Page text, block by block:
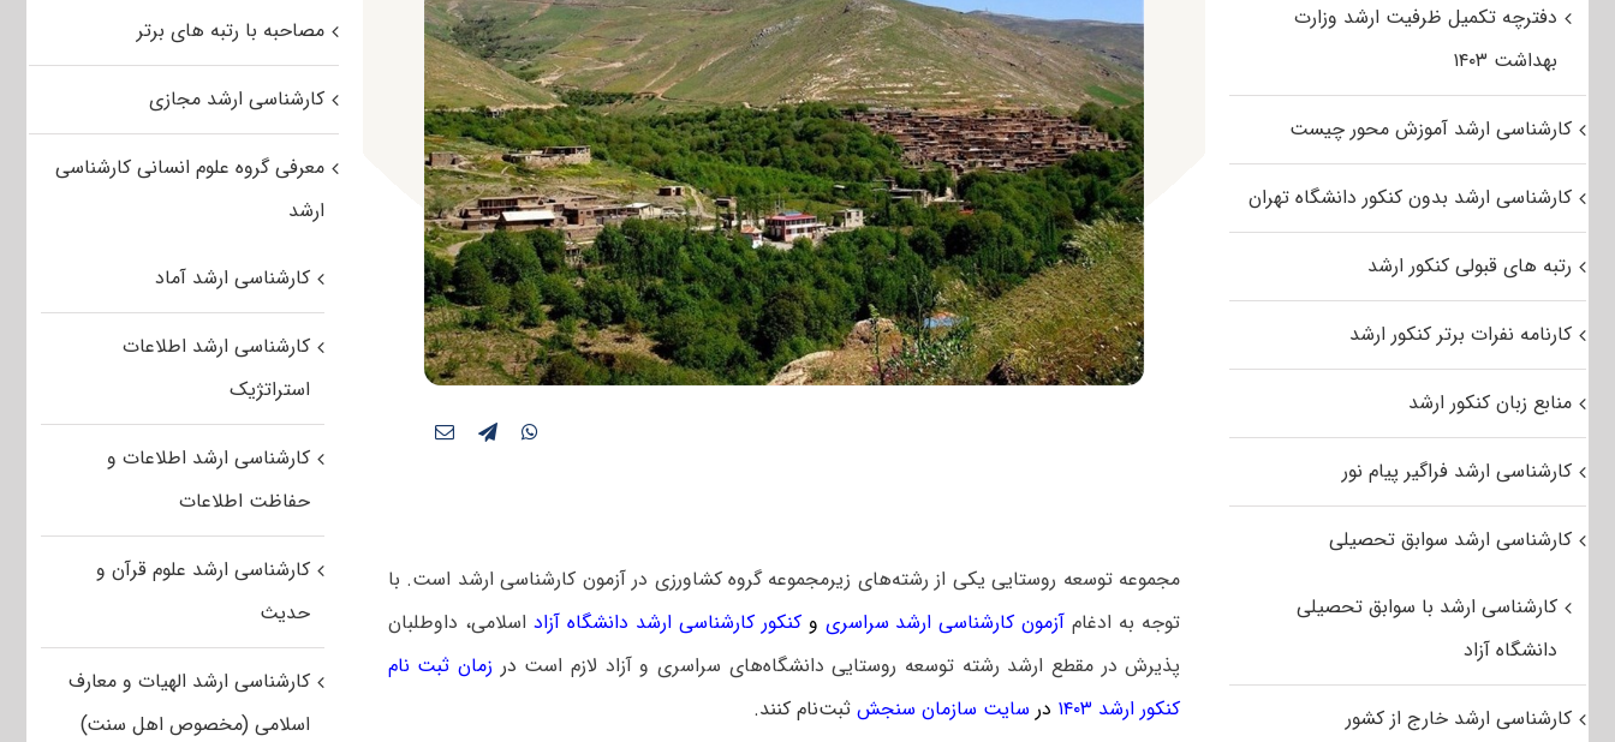
مجموعه توسعه روستایی یکی از رشته‌های زیرمجموعه گروه کشاورزی در آزمون کارشناسی ارشد است. با
توجه به ادغام آزمون کارشناسی ارشد سراسری وکنکور کارشناسی ارشد دانشگاه آزاد اسلامی، داوطلبان
پذیرش در مقطع ارشد رشته توسعه روستایی دانشگاه‌های سراسری و آزاد لازم است در زمان ثبت نام
کنکور ارشد ۱۴۰۳
در سایت سازمان سنجشثبت‌نام کنند.
مصاحبه با رتبه های برتر
کارشناسی ارشد مجازی
معرفی گروه علوم انسانی کارشناسی
ارشد
کارشناسی ارشد آماد
کارشناسی ارشد اطلاعات
استراتژیک
کارشناسی ارشد اطلاعات و
حفاظت اطلاعات
کارشناسی ارشد علوم قرآن و
حدیث
کارشناسی ارشد الهیات و معارف
اسلامی (مخصوص اهل سنت)
دفترچه تکمیل ظرفیت ارشد وزارت
بهداشت ۱۴۰۳
کارشناسی ارشد آموزش محور چیست
کارشناسی ارشد بدون کنکور دانشگاه تهران
رتبه های قبولی کنکور ارشد
کارنامه نفرات برتر کنکور ارشد
منابع زبان کنکور ارشد
کارشناسی ارشد فراگیر پیام نور
کارشناسی ارشد سوابق تحصیلی
کارشناسی ارشد با سوابق تحصیلی
دانشگاه آزاد
کارشناسی ارشد خارج از کشور